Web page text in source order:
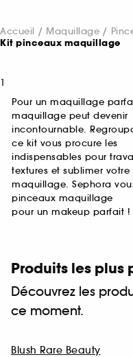
Accueil Maquillage
Kit pinceaux maquillage
1
Pour un maquillage
maquillage peut devenir
incontournable.
ce kit vous procure les
indispensables pour
textures et sublimer votre
maquillage. Sephora
pinceaux maquillage
pour un makeup parfait !
Produits les plus
Découvrez les
ce moment.
Blush Rare Beauty